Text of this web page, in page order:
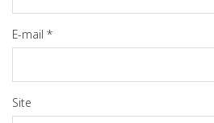
E-mail *
Site